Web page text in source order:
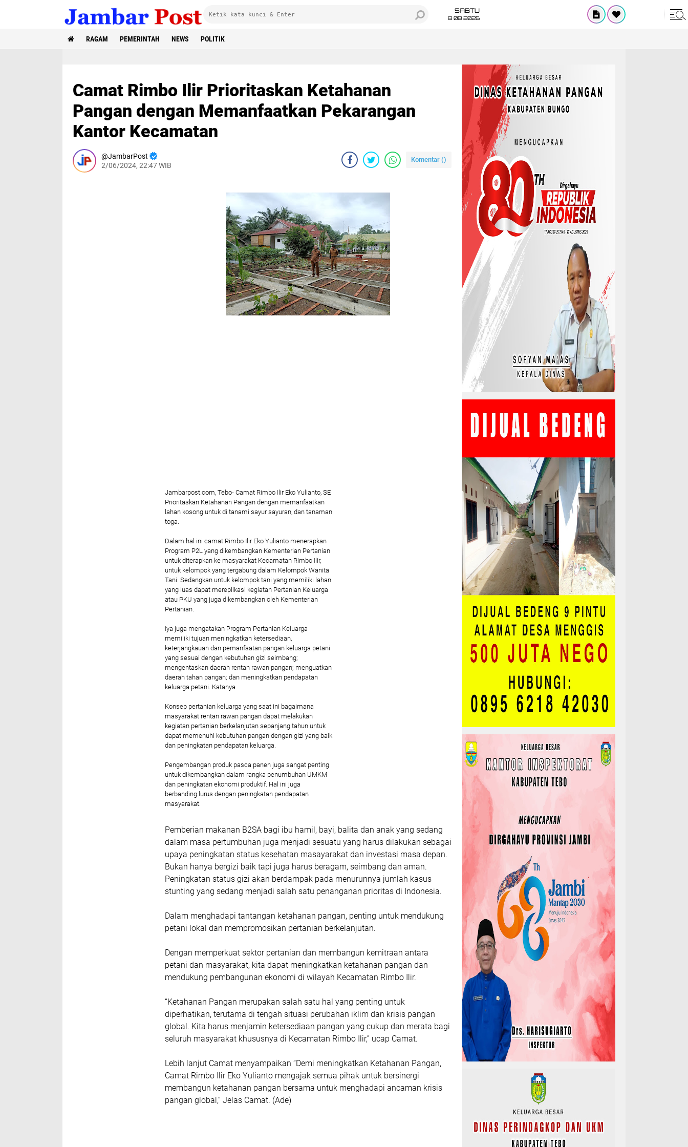
SABTU
8 08 2026
RAGAM PEMERINTAH NEWS POLITIK
Camat Rimbo Ilir Prioritaskan Ketahanan
Pangan dengan Memanfaatkan Pekarangan
Kantor Kecamatan
JambarPost
2/06/2024, 22:47 WIB
Komentar ()
Jambarpost.com, Tebo- Camat Rimbo Ilir Eko Yulianto, SE
Prioritaskan Ketahanan Pangan dengan memanfaatkan
lahan kosong untuk di tanami sayur sayuran, dan tanaman
toga.
Dalam hal ini camat Rimbo Ilir Eko Yulianto menerapkan
Program P2L yang dikembangkan Kementerian Pertanian
untuk diterapkan ke masyarakat Kecamatan Rimbo Ilir,
untuk kelompok yang tergabung dalam Kelompok Wanita
Tani. Sedangkan untuk kelompok tani yang memiliki lahan
yang luas dapat mereplikasi kegiatan Pertanian Keluarga
atau PKU yang juga dikembangkan oleh Kementerian
Pertanian.
Iya juga mengatakan Program Pertanian Keluarga
memiliki tujuan meningkatkan ketersediaan,
keterjangkauan dan pemanfaatan pangan keluarga petani
yang sesuai dengan kebutuhan gizi seimbang;
mengentaskan daerah rentan rawan pangan; menguatkan
daerah tahan pangan; dan meningkatkan pendapatan
keluarga petani. Katanya
Konsep pertanian keluarga yang saat ini bagaimana
masyarakat rentan rawan pangan dapat melakukan
kegiatan pertanian berkelanjutan sepanjang tahun untuk
dapat memenuhi kebutuhan pangan dengan gizi yang baik
dan peningkatan pendapatan keluarga.
Pengembangan produk pasca panen juga sangat penting
untuk dikembangkan dalam rangka penumbuhan UMKM
dan peningkatan ekonomi produktif. Hal ini juga
berbanding lurus dengan peningkatan pendapatan
masyarakat.
Pemberian makanan B2SA bagi ibu hamil, bayi, balita dan anak yang sedang
dalam masa pertumbuhan juga menjadi sesuatu yang harus dilakukan sebagai
upaya peningkatan status kesehatan masayarakat dan investasi masa depan.
Bukan hanya bergizi baik tapi juga harus beragam, seimbang dan aman.
Peningkatan status gizi akan berdampak pada menurunnya jumlah kasus
stunting yang sedang menjadi salah satu penanganan prioritas di Indonesia.
Dalam menghadapi tantangan ketahanan pangan, penting untuk mendukung
petani lokal dan mempromosikan pertanian berkelanjutan.
Dengan memperkuat sektor pertanian dan membangun kemitraan antara
petani dan masyarakat, kita dapat meningkatkan ketahanan pangan dan
mendukung pembangunan ekonomi di wilayah Kecamatan Rimbo Ilir.
“Ketahanan Pangan merupakan salah satu hal yang penting untuk
diperhatikan, terutama di tengah situasi perubahan iklim dan krisis pangan
global. Kita harus menjamin ketersediaan pangan yang cukup dan merata bagi
seluruh masyarakat khususnya di Kecamatan Rimbo Ilir,” ucap Camat.
Lebih lanjut Camat menyampaikan “Demi meningkatkan Ketahanan Pangan,
Camat Rimbo Ilir Eko Yulianto mengajak semua pihak untuk bersinergi
membangun ketahanan pangan bersama untuk menghadapi ancaman krisis
pangan global,’’ Jelas Camat. (Ade)